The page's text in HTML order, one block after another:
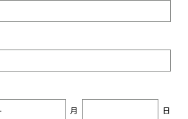
月 日